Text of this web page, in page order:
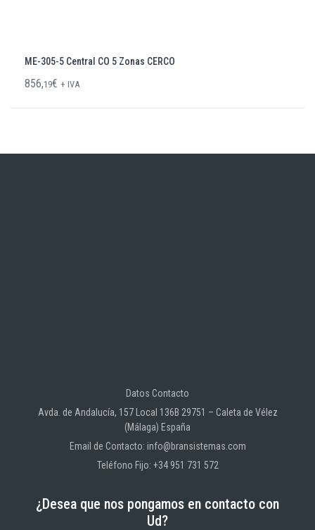
ME-305-5 Central CO 5 Zonas CERCO
856,19€ + IVA
Datos Contacto
Avda. de Andalucía, 157 Local 136B 29751 – Caleta de Vélez
(Málaga) España
Email de Contacto: info@bransistemas.com
Teléfono Fijo: +34 951 731 572
¿Desea que nos pongamos en contacto con
Ud?